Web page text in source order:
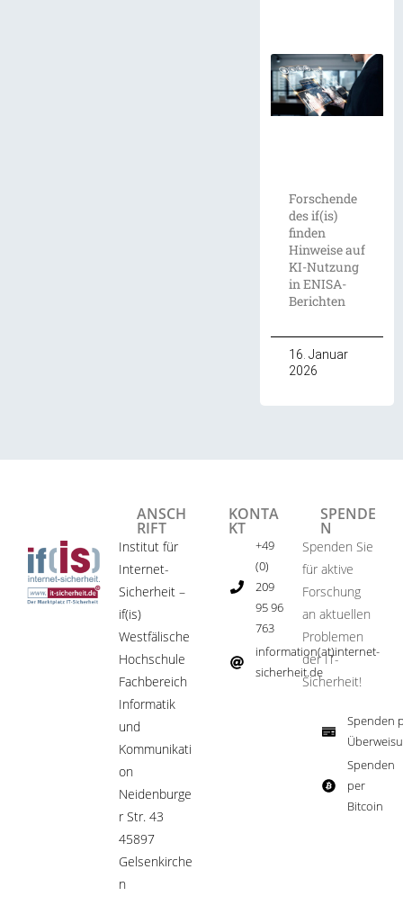
Forschende
des if(is)
finden
Hinweise auf
KI-Nutzung
in ENISA-
Berichten
16. Januar
2026
ANSCH
RIFT
Institut für
Internet-
Sicherheit –
if(is)
Westfälische
Hochschule
Fachbereich
Informatik
und
Kommunikati
on
Neidenburge
r Str. 43
45897
Gelsenkirche
n
KONTA
KT
+49
(0)
209
95 96
763
information(at)internet-
sicherheit.de ​
SPENDE
N
Spenden Sie
für aktive
Forschung
an aktuellen
Problemen
der IT-
Sicherheit!​
Spenden
Spenden
per
Bitcoin​